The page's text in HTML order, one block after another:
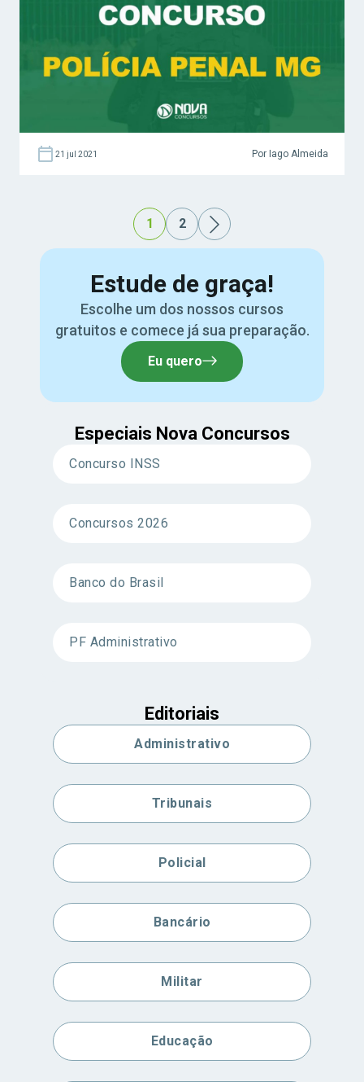
publicação em agosto foi o subsecretário de
Inteligência e Integração do Estado de Minas
[…]
21 jul 2021 Por Iago Almeida
1 2
Estude de graça!
Escolhe um dos nossos cursos
gratuitos e comece já sua preparação.
Eu quero
Especiais Nova Concursos
Concurso INSS
Concursos 2026
Banco do Brasil
PF Administrativo
Editoriais
Administrativo
Tribunais
Policial
Bancário
Militar
Educação